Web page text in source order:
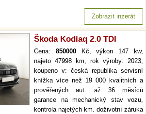
Zobrazit inzerát
Škoda Kodiaq 2.0 TDI
Cena: 850000Kč, výkon 147 kw,
najeto 47998 km, rok výroby: 2023,
koupeno v: česká republika servisní
knížka více než 19 000 kvalitních a
prověřených aut. až 36 měsíců
garance na mechanický stav vozu,
kontrola najetých km. doživotní záruka